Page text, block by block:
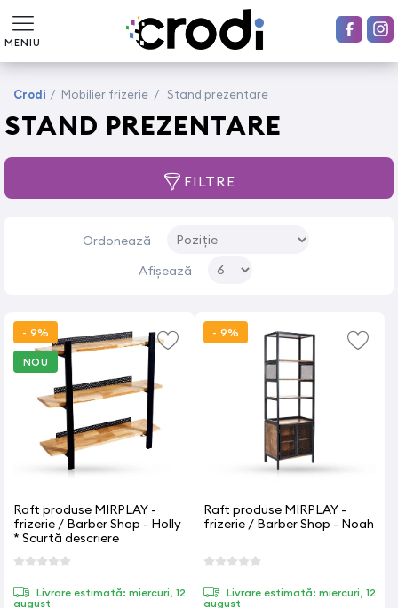
MENIU
Crodi / Mobilier frizerie / Stand prezentare
STAND PREZENTARE
FILTRE
Ordonează
Afișează
- 9%
NOU
Raft produse MIRPLAY -
frizerie / Barber Shop - Holly
* Scurtă descriere
Livrare estimată: miercuri, 12
august
- 9%
Raft produse MIRPLAY -
frizerie / Barber Shop - Noah
Livrare estimată: miercuri, 12
august